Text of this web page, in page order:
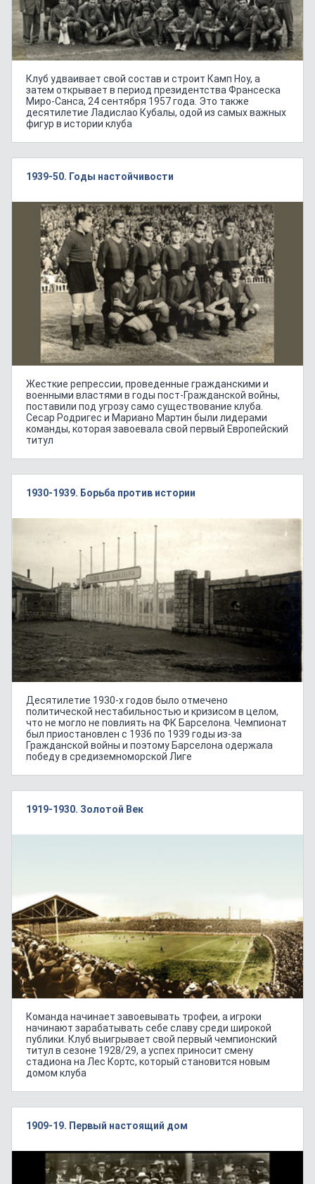
Клуб удваивает свой состав и строит Камп Ноу, а
затем открывает в период президентства Франсеска
Миро-Санса, 24 сентября 1957 года. Это также
десятилетие Ладислао Кубалы, одой из самых важных
фигур в истории клуба
1939-50. Годы настойчивости
Жесткие репрессии, проведенные гражданскими и
военными властями в годы пост-Гражданской войны,
поставили под угрозу само существование клуба.
Сесар Родригес и Мариано Мартин были лидерами
команды, которая завоевала свой первый Европейский
титул
1930-1939. Борьба против истории
Десятилетие 1930-х годов было отмечено
политической нестабильностью и кризисом в целом,
что не могло не повлиять на ФК Барселона. Чемпионат
был приостановлен с 1936 по 1939 годы из-за
Гражданской войны и поэтому Барселона одержала
победу в средиземноморской Лиге
1919-1930. Золотой Век
Команда начинает завоевывать трофеи, а игроки
начинают зарабатывать себе славу среди широкой
публики. Клуб выигрывает свой первый чемпионский
титул в сезоне 1928/29, а успех приносит смену
стадиона на Лес Кортс, который становится новым
домом клуба
1909-19. Первый настоящий дом